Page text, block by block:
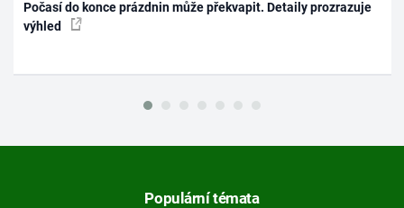
Počasí do konce prázdnin může překvapit. Detaily prozrazuje
výhled
Populární témata